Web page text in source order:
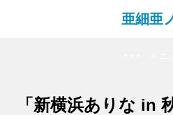
亜細亜
「新横浜ありな in